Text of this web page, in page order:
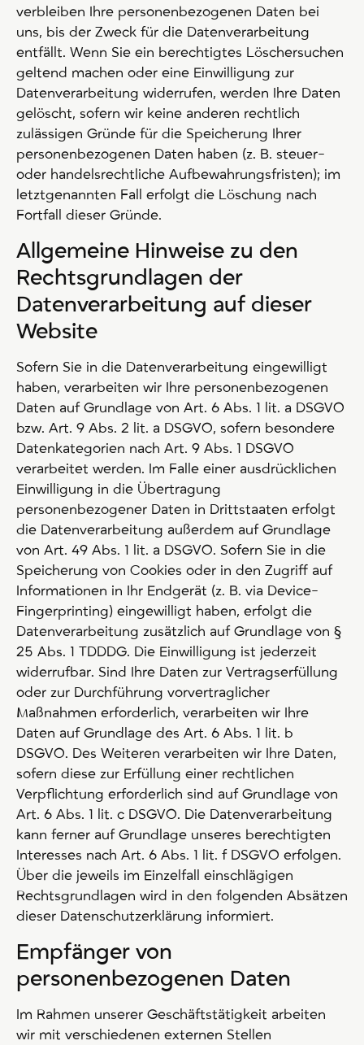
verbleiben Ihre personenbezogenen Daten bei
uns, bis der Zweck für die Datenverarbeitung
entfällt. Wenn Sie ein berechtigtes Löschersuchen
geltend machen oder eine Einwilligung zur
Datenverarbeitung widerrufen, werden Ihre Daten
gelöscht, sofern wir keine anderen rechtlich
zulässigen Gründe für die Speicherung Ihrer
personenbezogenen Daten haben (z. B. steuer-
oder handelsrechtliche Aufbewahrungsfristen); im
letztgenannten Fall erfolgt die Löschung nach
Fortfall dieser Gründe.
Allgemeine Hinweise zu den
Rechtsgrundlagen der
Datenverarbeitung auf dieser
Website
Sofern Sie in die Datenverarbeitung eingewilligt
haben, verarbeiten wir Ihre personenbezogenen
Daten auf Grundlage von Art. 6 Abs. 1 lit. a DSGVO
bzw. Art. 9 Abs. 2 lit. a DSGVO, sofern besondere
Datenkategorien nach Art. 9 Abs. 1 DSGVO
verarbeitet werden. Im Falle einer ausdrücklichen
Einwilligung in die Übertragung
personenbezogener Daten in Drittstaaten erfolgt
die Datenverarbeitung außerdem auf Grundlage
von Art. 49 Abs. 1 lit. a DSGVO. Sofern Sie in die
Speicherung von Cookies oder in den Zugriff auf
Informationen in Ihr Endgerät (z. B. via Device-
Fingerprinting) eingewilligt haben, erfolgt die
Datenverarbeitung zusätzlich auf Grundlage von §
25 Abs. 1 TDDDG. Die Einwilligung ist jederzeit
widerrufbar. Sind Ihre Daten zur Vertragserfüllung
oder zur Durchführung vorvertraglicher
Maßnahmen erforderlich, verarbeiten wir Ihre
Daten auf Grundlage des Art. 6 Abs. 1 lit. b
DSGVO. Des Weiteren verarbeiten wir Ihre Daten,
sofern diese zur Erfüllung einer rechtlichen
Verpflichtung erforderlich sind auf Grundlage von
Art. 6 Abs. 1 lit. c DSGVO. Die Datenverarbeitung
kann ferner auf Grundlage unseres berechtigten
Interesses nach Art. 6 Abs. 1 lit. f DSGVO erfolgen.
Über die jeweils im Einzelfall einschlägigen
Rechtsgrundlagen wird in den folgenden Absätzen
dieser Datenschutzerklärung informiert.
Empfänger von
personenbezogenen Daten
Im Rahmen unserer Geschäftstätigkeit arbeiten
wir mit verschiedenen externen Stellen